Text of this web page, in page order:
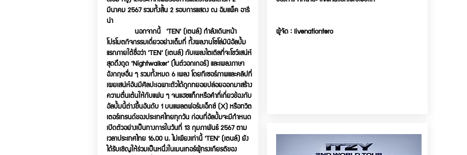
มีนาคม 2567 รวมทั้งสิ้น 2 รอบการแสดง ณ อิมแพ็ค อารี
น่า
นอกจากนี้ ‘TEN’ (เตนล์) กำลังเดินหน้า
โปรโมตกิจกรรมเดี่ยวอย่างเต็มที่ ทั้งผลงานโซโล่มินิอัลบั้ม
แรกภายใต้ชื่อว่า ‘TEN’ (เตนล์) กับเพลงไตเติลที่จะโชว์เสน่ห์
สุดดึงดูด ‘Nightwalker’ (ไนต์วอกเกอร์) และเพลงภาษา
อังกฤษอื่น ๆ รวมทั้งหมด 6 เพลง โดยทีเซอร์ภาพและคลิปที่
เผยเสน่ห์อันมีศิลปะเฉพาะตัวได้ถูกทยอยปล่อยออกมาสร้าง
ความตื่นเต้นให้กับแฟน ๆ จนแฮชแท็กหรือคำที่เกี่ยวข้องกับ
อัลบั้มนี้ต่างขึ้นอันดับ 1 บนแพลตฟอร์มเอ็กซ์ (X) หรือทวิต
เตอร์เทรนด์ของประเทศไทยทุกวัน ก่อนที่อัลบั้มจะมีกำหนด
เปิดตัวอย่างเป็นทางการในวันที่ 13 กุมภาพันธ์ 2567 ตาม
เวลาประเทศไทย 16.00 น. ไม่เพียงเท่านี้ ‘TEN’ (เตนล์) ยัง
ได้รับเชิญให้ร่วมเป็นหนึ่งในเมนเทอร์ผู้ทรงเกียรติของ
ผู้จัด : livenationtero